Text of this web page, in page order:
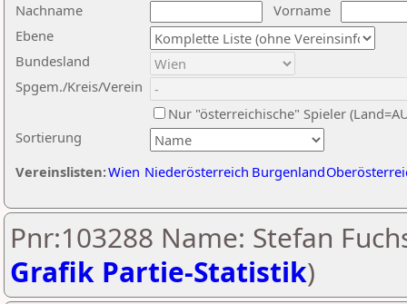
Nachname
Vorname
Ebene
Sortierung
Bundesland
Spgem./Kreis/Verein
Nur "österreichische" Spieler
Vereinslisten:Wien Niederösterreich Burgenland
Pnr:103288 Name: Stefan
Grafik Partie-Statistik)